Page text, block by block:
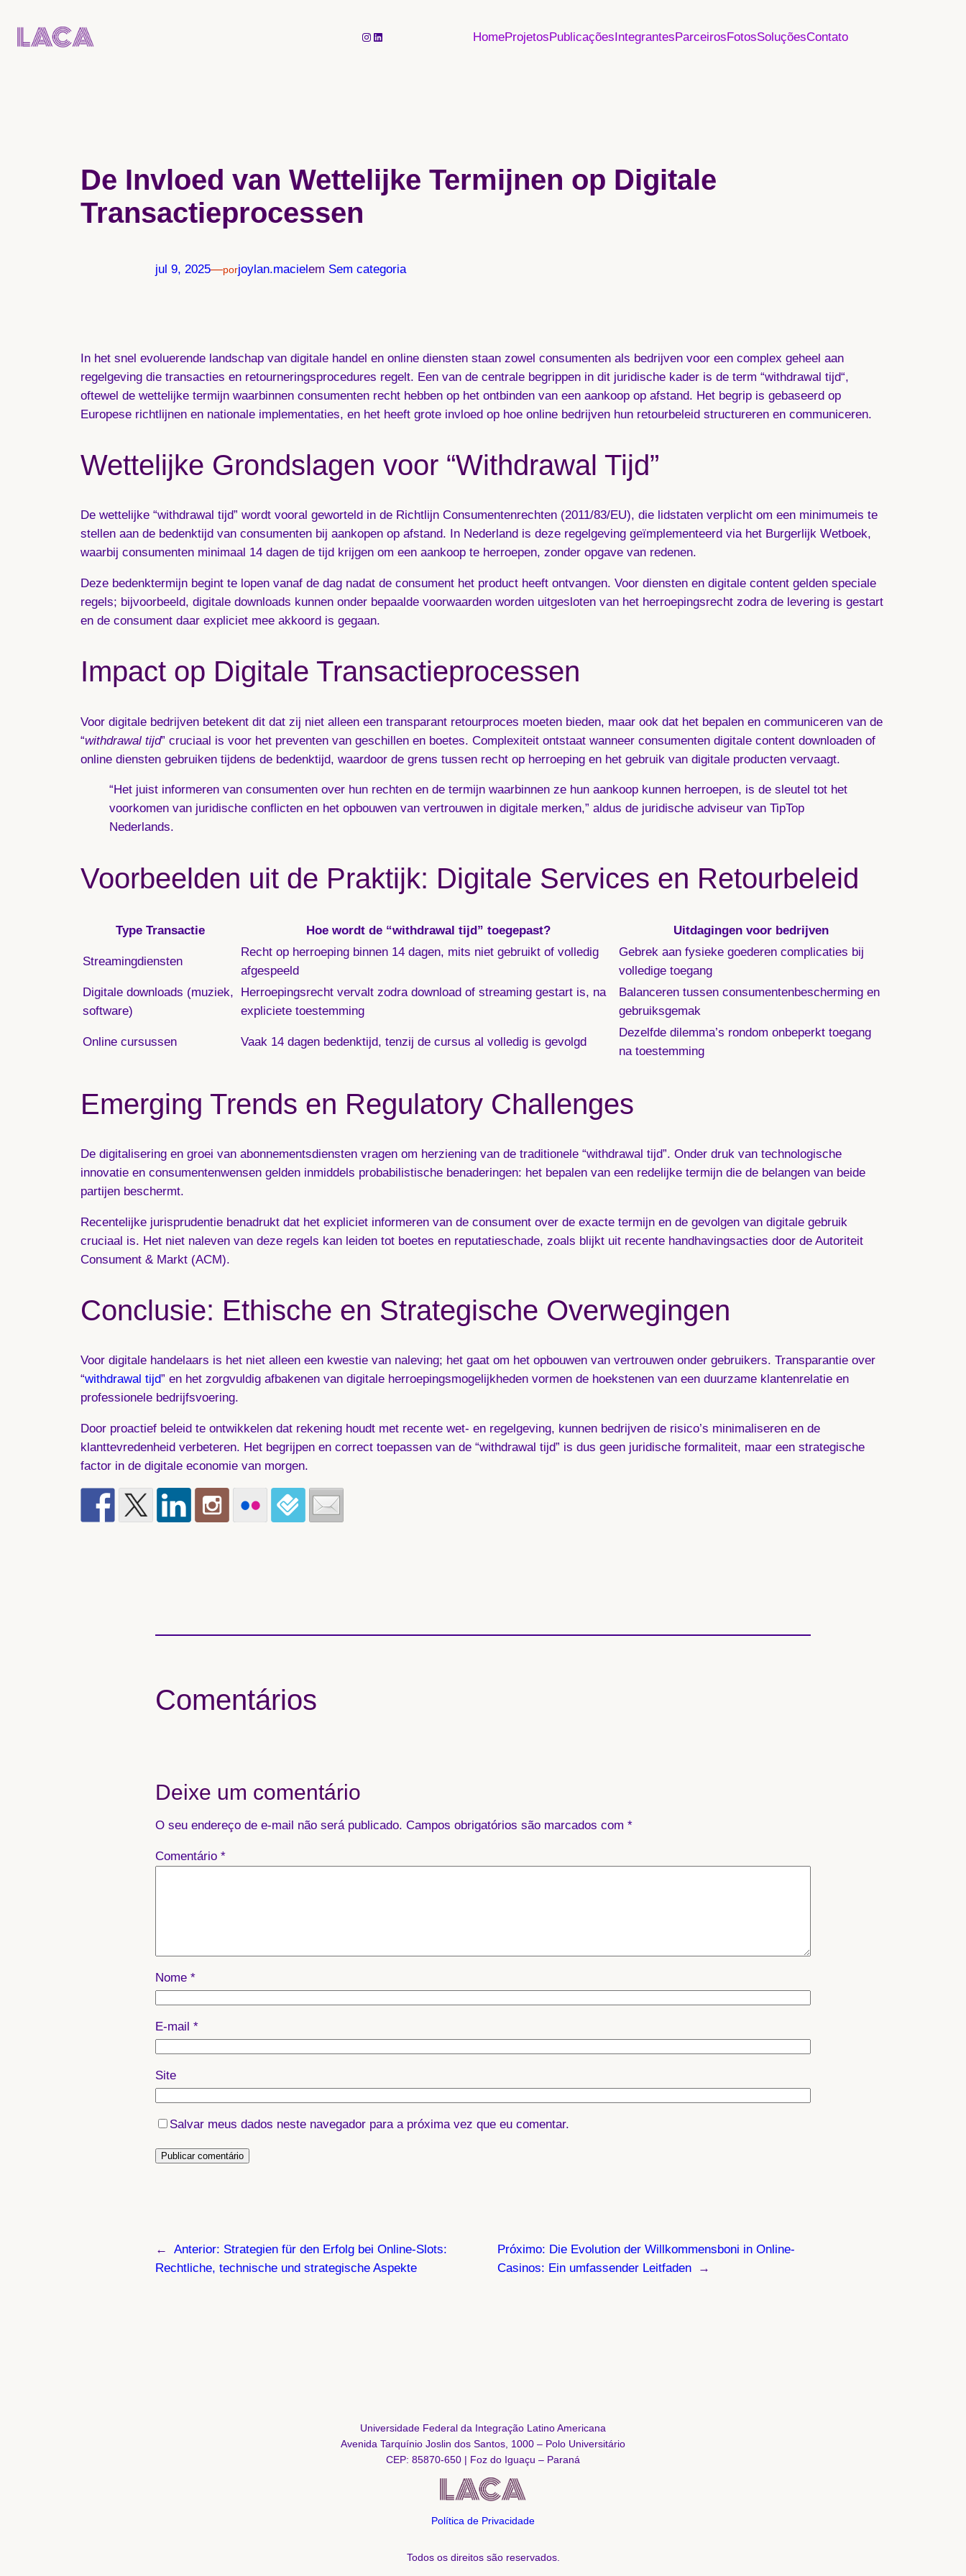
Instagram
LinkedIn HomeProjetosPublicaçõesIntegrantesParceirosFotosSoluçõesContato
De Invloed van Wettelijke Termijnen op Digitale
Transactieprocessen
jul 9, 2025—porjoylan.maciel em Sem categoria
In het snel evoluerende landschap van digitale handel en online diensten staan zowel consumenten als bedrijven voor een complex geheel aan
regelgeving die transacties en retourneringsprocedures regelt. Een van de centrale begrippen in dit juridische kader is de term “withdrawal tijd“,
oftewel de wettelijke termijn waarbinnen consumenten recht hebben op het ontbinden van een aankoop op afstand. Het begrip is gebaseerd op
Europese richtlijnen en nationale implementaties, en het heeft grote invloed op hoe online bedrijven hun retourbeleid structureren en communiceren.
Wettelijke Grondslagen voor “Withdrawal Tijd”
De wettelijke “withdrawal tijd” wordt vooral geworteld in de Richtlijn Consumentenrechten (2011/83/EU), die lidstaten verplicht om een minimumeis te
stellen aan de bedenktijd van consumenten bij aankopen op afstand. In Nederland is deze regelgeving geïmplementeerd via het Burgerlijk Wetboek,
waarbij consumenten minimaal 14 dagen de tijd krijgen om een aankoop te herroepen, zonder opgave van redenen.
Deze bedenktermijn begint te lopen vanaf de dag nadat de consument het product heeft ontvangen. Voor diensten en digitale content gelden speciale
regels; bijvoorbeeld, digitale downloads kunnen onder bepaalde voorwaarden worden uitgesloten van het herroepingsrecht zodra de levering is gestart
en de consument daar expliciet mee akkoord is gegaan.
Impact op Digitale Transactieprocessen
Voor digitale bedrijven betekent dit dat zij niet alleen een transparant retourproces moeten bieden, maar ook dat het bepalen en communiceren van de
“withdrawal tijd” cruciaal is voor het preventen van geschillen en boetes. Complexiteit ontstaat wanneer consumenten digitale content downloaden of
online diensten gebruiken tijdens de bedenktijd, waardoor de grens tussen recht op herroeping en het gebruik van digitale producten vervaagt.
“Het juist informeren van consumenten over hun rechten en de termijn waarbinnen ze hun aankoop kunnen herroepen, is de sleutel tot het
voorkomen van juridische conflicten en het opbouwen van vertrouwen in digitale merken,” aldus de juridische adviseur van TipTop
Nederlands.
Voorbeelden uit de Praktijk: Digitale Services en Retourbeleid
Type Transactie Hoe wordt de “withdrawal tijd” toegepast? Uitdagingen voor bedrijven
Streamingdiensten
Recht op herroeping binnen 14 dagen, mits niet gebruikt of volledig
afgespeeld
Gebrek aan fysieke goederen complicaties bij
volledige toegang
Digitale downloads (muziek,
software)
Herroepingsrecht vervalt zodra download of streaming gestart is, na
expliciete toestemming
Balanceren tussen consumentenbescherming en
gebruiksgemak
Online cursussen Vaak 14 dagen bedenktijd, tenzij de cursus al volledig is gevolgd
Dezelfde dilemma’s rondom onbeperkt toegang
na toestemming
Emerging Trends en Regulatory Challenges
De digitalisering en groei van abonnementsdiensten vragen om herziening van de traditionele “withdrawal tijd”. Onder druk van technologische
innovatie en consumentenwensen gelden inmiddels probabilistische benaderingen: het bepalen van een redelijke termijn die de belangen van beide
partijen beschermt.
Recentelijke jurisprudentie benadrukt dat het expliciet informeren van de consument over de exacte termijn en de gevolgen van digitale gebruik
cruciaal is. Het niet naleven van deze regels kan leiden tot boetes en reputatieschade, zoals blijkt uit recente handhavingsacties door de Autoriteit
Consument & Markt (ACM).
Conclusie: Ethische en Strategische Overwegingen
Voor digitale handelaars is het niet alleen een kwestie van naleving; het gaat om het opbouwen van vertrouwen onder gebruikers. Transparantie over
“withdrawal tijd” en het zorgvuldig afbakenen van digitale herroepingsmogelijkheden vormen de hoekstenen van een duurzame klantenrelatie en
professionele bedrijfsvoering.
Door proactief beleid te ontwikkelen dat rekening houdt met recente wet- en regelgeving, kunnen bedrijven de risico’s minimaliseren en de
klanttevredenheid verbeteren. Het begrijpen en correct toepassen van de “withdrawal tijd” is dus geen juridische formaliteit, maar een strategische
factor in de digitale economie van morgen.
Comentários
Deixe um comentário
O seu endereço de e-mail não será publicado. Campos obrigatórios são marcados com *
Comentário *
Nome *
E-mail *
Site
Salvar meus dados neste navegador para a próxima vez que eu comentar.
← Anterior: Strategien für den Erfolg bei Online-Slots:
Rechtliche, technische und strategische Aspekte
Próximo: Die Evolution der Willkommensboni in Online-
Casinos: Ein umfassender Leitfaden
→
Universidade Federal da Integração Latino Americana
Avenida Tarquínio Joslin dos Santos, 1000 – Polo Universitário
CEP: 85870-650 | Foz do Iguaçu – Paraná
Política de Privacidade
Todos os direitos são reservados.